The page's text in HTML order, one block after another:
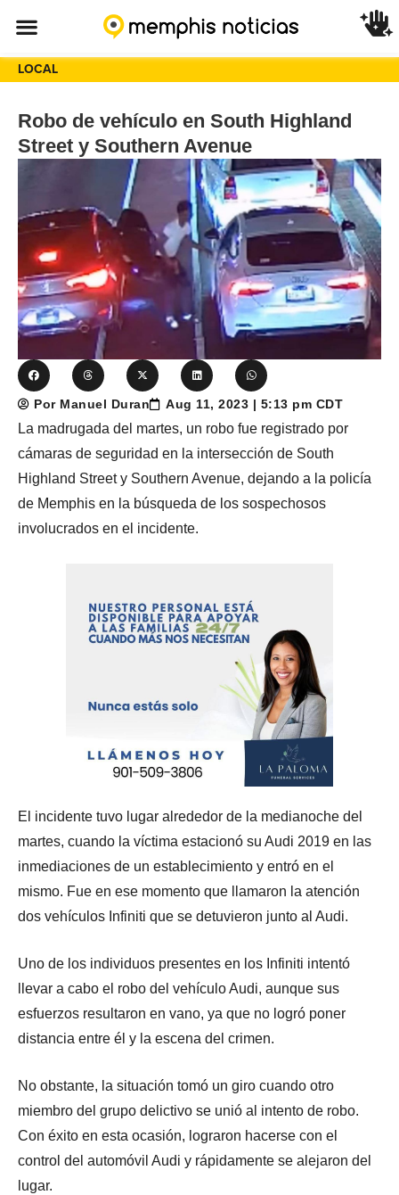
LOCAL
Robo de vehículo en South Highland
Street y Southern Avenue
Por Manuel Duran Aug 11, 2023 | 5:13 pm CDT
La madrugada del martes, un robo fue registrado por
cámaras de seguridad en la intersección de South
Highland Street y Southern Avenue, dejando a la policía
de Memphis en la búsqueda de los sospechosos
involucrados en el incidente.
El incidente tuvo lugar alrededor de la medianoche del
martes, cuando la víctima estacionó su Audi 2019 en las
inmediaciones de un establecimiento y entró en el
mismo. Fue en ese momento que llamaron la atención
dos vehículos Infiniti que se detuvieron junto al Audi.
Uno de los individuos presentes en los Infiniti intentó
llevar a cabo el robo del vehículo Audi, aunque sus
esfuerzos resultaron en vano, ya que no logró poner
distancia entre él y la escena del crimen.
No obstante, la situación tomó un giro cuando otro
miembro del grupo delictivo se unió al intento de robo.
Con éxito en esta ocasión, lograron hacerse con el
control del automóvil Audi y rápidamente se alejaron del
lugar.